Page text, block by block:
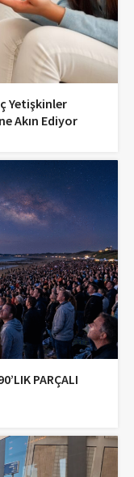
Yetişkinler
Akın Ediyor
PARÇALI